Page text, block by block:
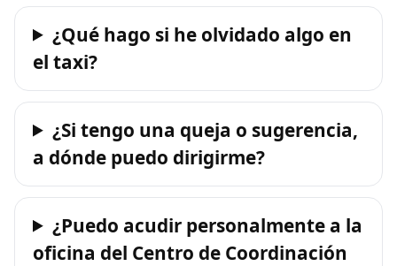
¿Qué hago si he olvidado algo en
el taxi?
¿Si tengo una queja o sugerencia,
a dónde puedo dirigirme?
¿Puedo acudir personalmente a la
oficina del Centro de Coordinación